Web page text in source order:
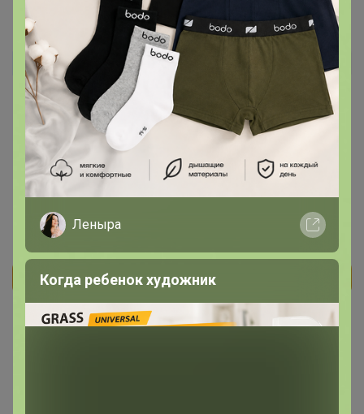
byaka77781 Автор уже получил заказ!
Взяла 92р. на ребенка ростом 70см, обычного, не
пухляша. Как раз подошло.
1 июня, 2022 18:09
Леныра
Когда ребенок художник